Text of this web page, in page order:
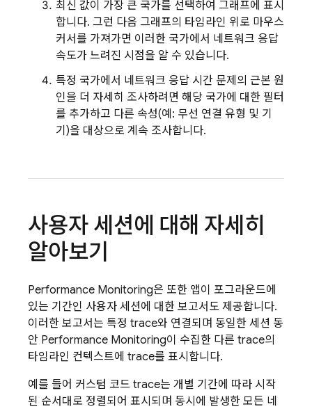
최신 값이 가장 큰 국가를 선택하여 그래프에 표시
합니다. 그런 다음 그래프의 타임라인 위로 마우스
커서를 가져가면 이러한 국가에서 네트워크 응답
속도가 느려진 시점을 알 수 있습니다.
특정 국가에서 네트워크 응답 시간 문제의 근본 원
인을 더 자세히 조사하려면 해당 국가에 대한 필터
를 추가하고 다른 속성(예: 무선 연결 유형 및 기
기)을 대상으로 계속 조사합니다.
사용자 세션에 대해 자세히
알아보기
Performance Monitoring은 또한 앱이 포그라운드에
있는 기간인 사용자 세션에 대한 보고서도 제공합니다.
이러한 보고서는 특정 trace와 연결되며 동일한 세션 동
안 Performance Monitoring이 수집한 다른 trace의
타임라인 컨텍스트에 trace를 표시합니다.
예를 들어 커스텀 코드 trace는 개별 기간에 따라 시작
된 순서대로 정렬되어 표시되며 동시에 발생한 모든 네